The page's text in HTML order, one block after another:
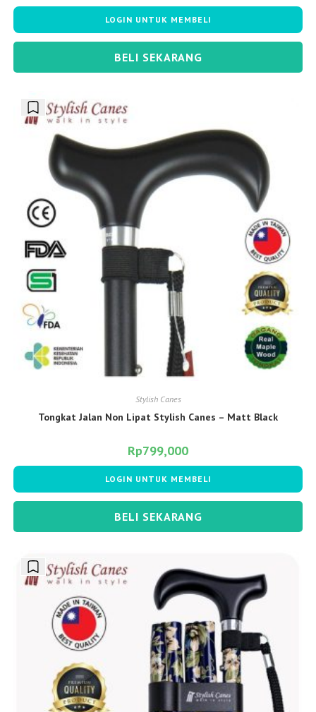
LOGIN UNTUK MEMBELI
BELI SEKARANG
Stylish Canes
Tongkat Jalan Non Lipat Stylish Canes – Matt Black
Rp799,000
LOGIN UNTUK MEMBELI
BELI SEKARANG